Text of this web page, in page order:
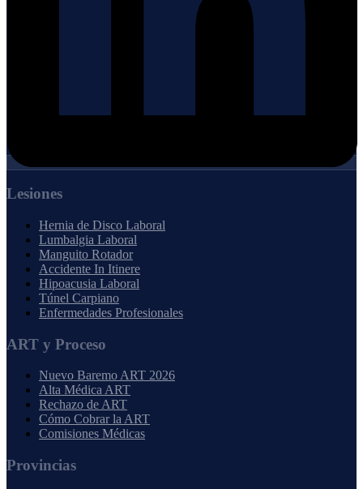
Lesiones
Hernia de Disco Laboral
Lumbalgia Laboral
Manguito Rotador
Accidente In Itinere
Hipoacusia Laboral
Túnel Carpiano
Enfermedades Profesionales
ART y Proceso
Nuevo Baremo ART 2026
Alta Médica ART
Rechazo de ART
Cómo Cobrar la ART
Comisiones Médicas
Provincias